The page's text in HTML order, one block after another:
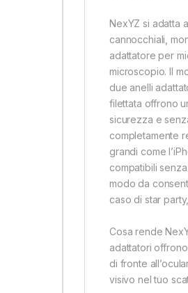
NexYZ si adatta
cannocchiali,
adattatore per
microscopio. Il
due anelli
filettata offrono
sicurezza e
completamente
grandi come
compatibili
modo da
caso di star
Cosa rende
adattatori
di fronte
visivo nel tuo